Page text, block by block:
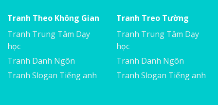
Tranh Theo Không Gian
Tranh Trung Tâm Dạy
học
Tranh Danh Ngôn
Tranh Slogan Tiếng anh
Tranh Treo Tường
Tranh Trung Tâm Dạy
học
Tranh Danh Ngôn
Tranh Slogan Tiếng anh